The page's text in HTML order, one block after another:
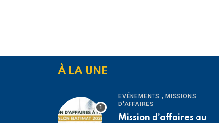
À LA UNE
EVÉNEMENTS , MISSIONS
D'AFFAIRES
Mission d’affaires au